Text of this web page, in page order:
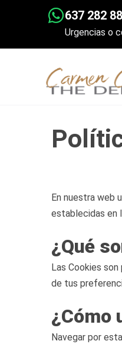
637 282
Urgencias o
En nuestra web
establecidas en
¿Qué
Las Cookies
de tus
¿Cómo
Navegar por